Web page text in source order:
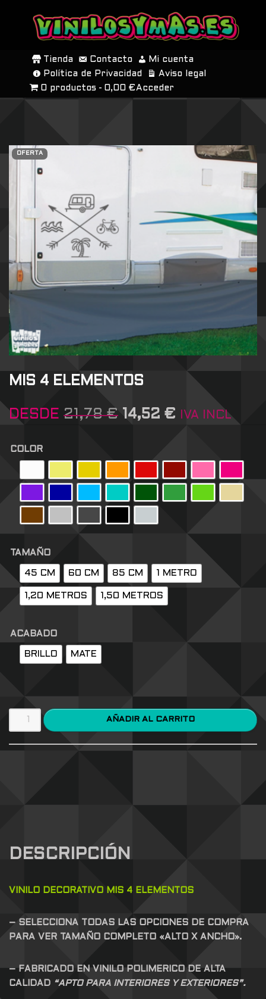
SALTAR
CONTENIDO
Tienda Contacto
Mi cuenta
Política de Privacidad
Aviso legal
0 productos
0,00 € Acceder
OFERTA
MIS 4 ELEMENTOS
DESDE 21,78€ 14,52 € IVA INCL
COLOR
TAMAÑO
45 CM 60 CM 85 CM 1 METRO
1,20 METROS 1,50 METROS
ACABADO
BRILLO MATE
AÑADIR AL CARRITO
DESCRIPCIÓN
VINILO DECORATIVO MIS 4 ELEMENTOS
– SELECCIONA TODAS LAS OPCIONES DE COMPRA
PARA VER TAMAÑO COMPLETO «ALTO X ANCHO».
– FABRICADO EN VINILO POLIMERICO DE ALTA
CALIDAD “APTO PARA INTERIORES Y EXTERIORES”.